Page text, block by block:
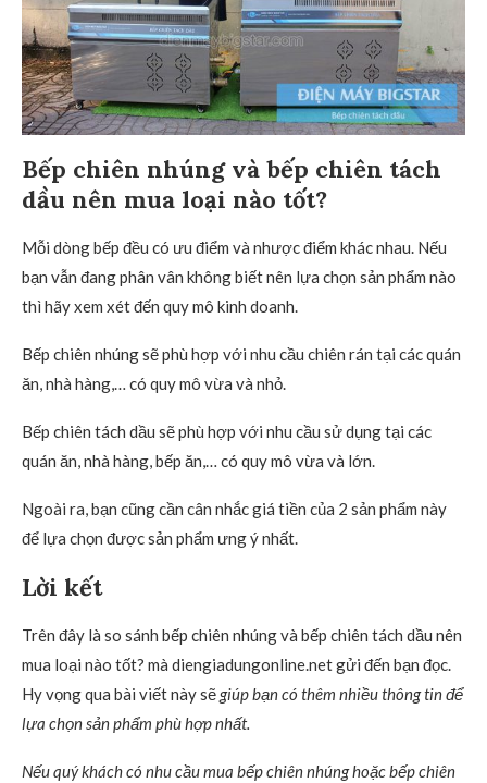
Bếp chiên nhúng và bếp chiên tách
dầu nên mua loại nào tốt?
Mỗi dòng bếp đều có ưu điểm và nhược điểm khác nhau. Nếu
bạn vẫn đang phân vân không biết nên lựa chọn sản phẩm nào
thì hãy xem xét đến quy mô kinh doanh.
Bếp chiên nhúng sẽ phù hợp với nhu cầu chiên rán tại các quán
ăn, nhà hàng,… có quy mô vừa và nhỏ.
Bếp chiên tách dầu sẽ phù hợp với nhu cầu sử dụng tại các
quán ăn, nhà hàng, bếp ăn,… có quy mô vừa và lớn.
Ngoài ra, bạn cũng cần cân nhắc giá tiền của 2 sản phẩm này
để lựa chọn được sản phẩm ưng ý nhất.
Lời kết
Trên đây là so sánh bếp chiên nhúng và bếp chiên tách dầu nên
mua loại nào tốt? mà diengiadungonline.net gửi đến bạn đọc.
Hy vọng qua bài viết này sẽgiúp bạn có thêm nhiều thông tin để
lựa chọn sản phẩm phù hợp nhất.
Nếu quý khách có nhu cầu mua bếp chiên nhúng hoặc bếp chiên